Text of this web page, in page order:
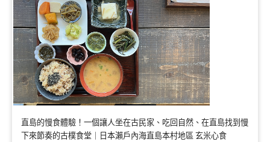
直島的慢食體驗！一個讓人坐在古民家、吃回自然、在直島找到慢
下來節奏的古樸食堂｜日本瀨戶內海直島本村地區 玄米心食